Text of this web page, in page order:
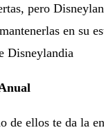
pero
en su
de ellos te da la